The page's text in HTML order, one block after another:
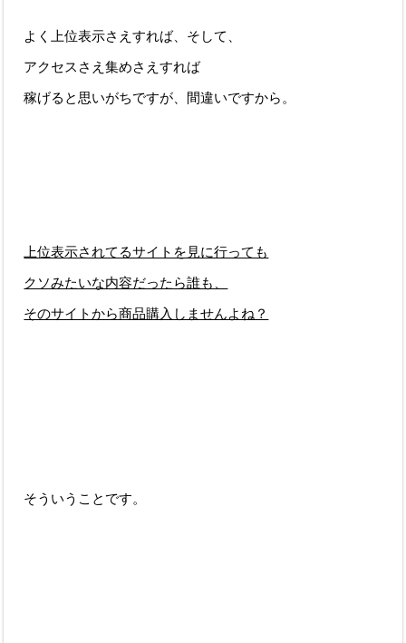
よく上位表示さえすれば、そして、
アクセスさえ集めさえすれば
稼げると思いがちですが、間違いですから。
上位表示されてるサイトを見に行っても
クソみたいな内容だったら誰も、
そのサイトから商品購入しませんよね？
そういうことです。